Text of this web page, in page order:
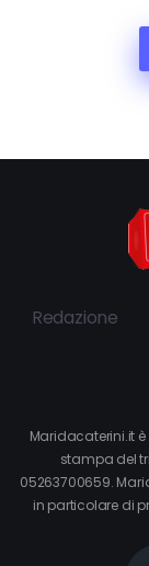
Redazione
Maridacaterini.it
stampa del
05263700659.
in particolare di